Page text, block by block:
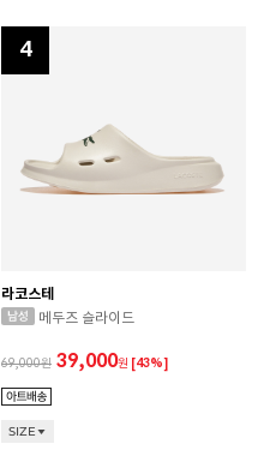
4
라코스테
메두즈 슬라이드
69,000 39,000원 [43%]
SIZE